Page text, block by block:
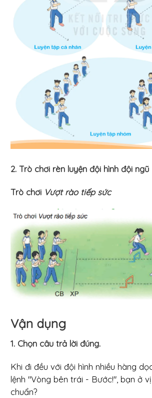
2. Trò chơi rèn luyện đội hình đội ngũ
Trò chơi Vượt rào tiếp sức
Vận dụng
1. Chọn câu trả lời đúng.
Khi đi đều với đội hình nhiều hàng
lệnh "Vòng bên trái - Bước!", bạn ở
chuẩn?